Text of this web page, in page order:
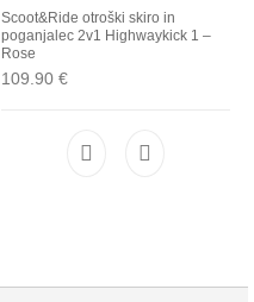
Scoot&Ride otroški skiro in
poganjalec 2v1 Highwaykick 1 –
Rose
109.90 €